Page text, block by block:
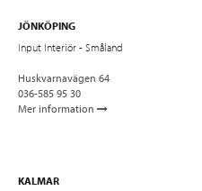
JÖNKÖPING
Input Interiör - Småland
Huskvarnavägen 64
036-585 95 30
Mer information
KALMAR